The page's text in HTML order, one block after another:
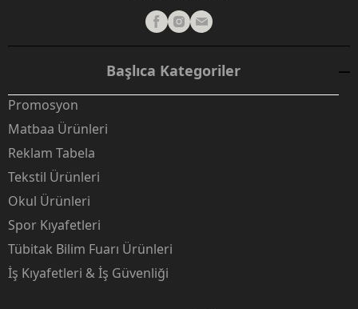
Başlıca Kategoriler
Promosyon
Matbaa Ürünleri
Reklam Tabela
Tekstil Ürünleri
Okul Ürünleri
Spor Kıyafetleri
Tübitak Bilim Fuarı Ürünleri
İş Kıyafetleri & İş Güvenliği